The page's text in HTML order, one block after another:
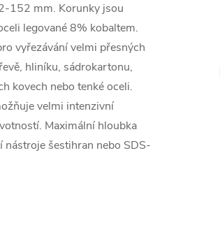
152 mm. Korunky jsou
legované 8% kobaltem.
vyřezávání velmi přesných
hliníku, sádrokartonu,
kovech nebo tenké oceli.
velmi intenzivní
Maximální hloubka
šestihran nebo SDS-